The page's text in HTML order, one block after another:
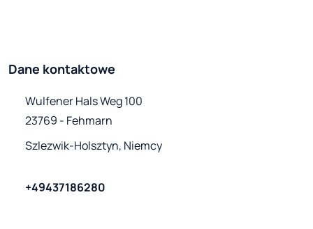
Dane kontaktowe
Wulfener Hals Weg 100
23769 - Fehmarn
Szlezwik-Holsztyn, Niemcy
+49437186280